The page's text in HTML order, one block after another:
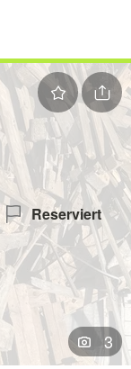
Reserviert
3